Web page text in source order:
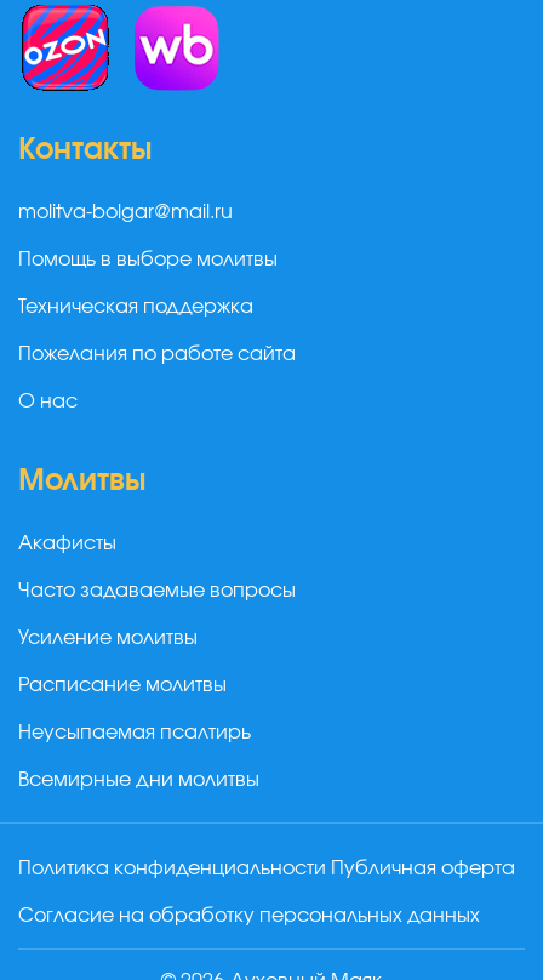
Контакты
molitva-bolgar@mail.ru
Помощь в выборе молитвы
Техническая поддержка
Пожелания по работе сайта
О нас
Молитвы
Акафисты
Часто задаваемые вопросы
Усиление молитвы
Расписание молитвы
Неусыпаемая псалтирь
Всемирные дни молитвы
Политика конфиденциальности Публичная оферта
Согласие на обработку персональных данных